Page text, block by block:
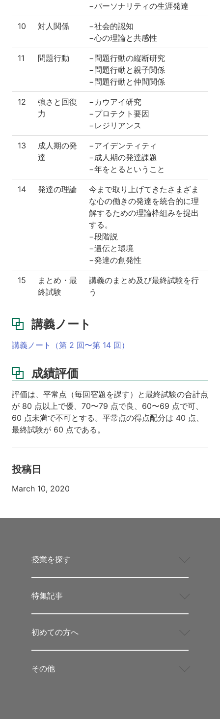
−パーソナリティの生涯発達
10 対人関係
−社会的認知
−心の理論と共感性
11 問題行動
−問題行動の縦断研究
−問題行動と親子関係
−問題行動と仲間関係
12
強さと回復
力
−カウアイ研究
−プロテクト要因
−レジリアンス
13
成人期の発
達
−アイデンティティ
−成人期の発達課題
−年をとるということ
14 発達の理論
今まで取り上げてきたさまざま
な心の働きの発達を統合的に理
解するための理論枠組みを提出
する。
−段階説
−遺伝と環境
−発達の創発性
15
まとめ・最
終試験
講義のまとめ及び最終試験を行
う
講義ノート
講義ノート（第 2 回〜第 14 回）
成績評価
評価は、平常点（毎回宿題を課す）と最終試験の合計点
が 80 点以上で優、70〜79 点で良、60〜69 点で可、
60 点未満で不可とする。平常点の得点配分は 40 点、
最終試験が 60 点である。
投稿日
March 10, 2020
授業を探す
特集記事
初めての方へ
その他